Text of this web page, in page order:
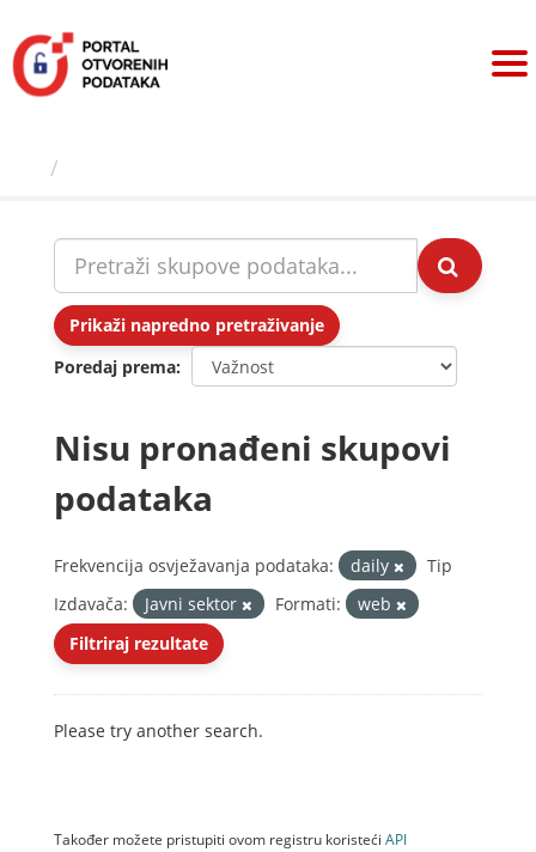
sadržaj
Prikaži napredno pretraživanje
Poredaj prema
Nisu pronađeni skupovi
podataka
Frekvencija osvježavanja podataka: daily
Tip
Izdavača:
Javni sektor Formati:
web
Filtriraj rezultate
Please try another search.
Također možete pristupiti ovom registru koristeći API